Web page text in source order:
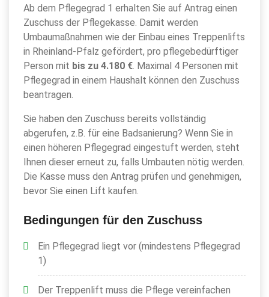
Ab dem Pflegegrad 1 erhalten Sie auf Antrag einen
Zuschuss der Pflegekasse. Damit werden
Umbaumaßnahmen wie der Einbau eines Treppenlifts
in Rheinland-Pfalz gefördert, pro pflegebedürftiger
Person mit bis zu 4.180 €. Maximal 4 Personen mit
Pflegegrad in einem Haushalt können den Zuschuss
beantragen.
Sie haben den Zuschuss bereits vollständig
abgerufen, z.B. für eine Badsanierung? Wenn Sie in
einen höheren Pflegegrad eingestuft werden, steht
Ihnen dieser erneut zu, falls Umbauten nötig werden.
Die Kasse muss den Antrag prüfen und genehmigen,
bevor Sie einen Lift kaufen.
Bedingungen für den Zuschuss
Ein Pflegegrad liegt vor (mindestens Pflegegrad
1)
Der Treppenlift muss die Pflege vereinfachen